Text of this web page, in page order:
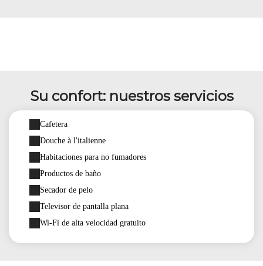
Su confort: nuestros servicios
Cafetera
Douche à l'italienne
Habitaciones para no fumadores
Productos de baño
Secador de pelo
Televisor de pantalla plana
Wi-Fi de alta velocidad gratuito